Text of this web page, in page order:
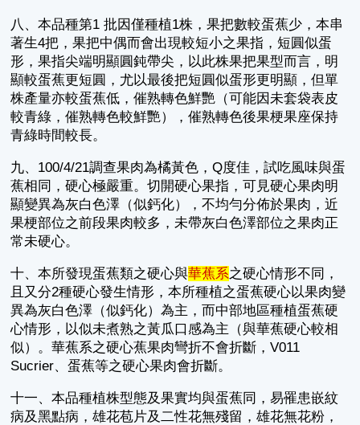
八、本品種第1 批因僅種植1株，果把數較蛋蕉少，本串
著生4把，果把中偶而會出現較短小之果指，短圓似蛋
形，果指尖端明顯圓鈍帶尖，以此株果把果型而言，明
顯較蛋蕉更短圓，尤以最後把短圓似蛋形更明顯，但單
株產量亦較蛋蕉低，催熟轉色鮮艷（可能因未套袋表皮
較青綠，催熟轉色較鮮艷），催熟轉色後果梗果座保持
青綠時間較長。
九、100/4/21調查果肉為橘黃色，Q度佳，試吃風味與蛋
蕉相同，硬心極嚴重。切開硬心果指，可見硬心果肉明
顯變異為灰白色澤（似鈣化），不均勻分佈於果肉，近
果梗部位之前段果肉較多，未帶灰白色澤部位之果肉正
常未硬心。
十、本所發現蛋蕉類之硬心與華蕉系之硬心情形不同，
且又分2種硬心發生情形，本所種植之蛋蕉硬心以果肉變
異為灰白色澤（似鈣化）為主，而中部地區種植蛋蕉硬
心情形，以似未煮熟之黃瓜口感為主（與華蕉硬心較相
似）。華蕉系之硬心蕉果肉彎折不會折斷，V011
Sucrier、蛋蕉等之硬心果肉會折斷。
十一、本品種植株型態及果實均與蛋蕉同，易罹患嵌紋
病及黑點病，雄花苞片及二性花無殘留，雄花無花粉，